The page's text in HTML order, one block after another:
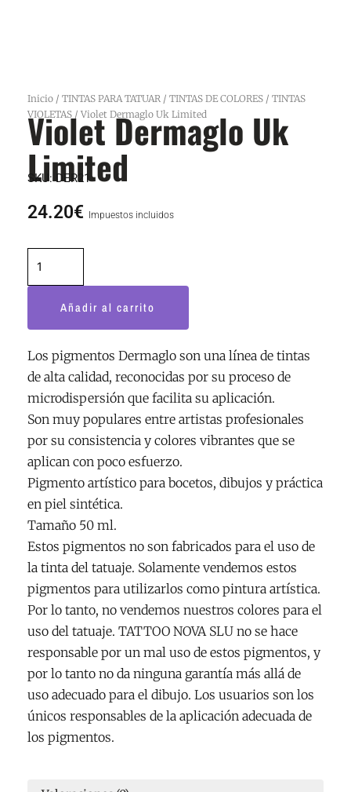
Inicio / TINTAS PARA TATUAR / TINTAS DE COLORES / TINTAS
VIOLETAS / Violet Dermaglo Uk Limited
Violet Dermaglo Uk
Limited
SKU:DER21
24.20€ Impuestos incluidos
Dermaglo
Limited
cantidad
Añadir al carrito
Los pigmentos Dermaglo son una línea de tintas
de alta calidad, reconocidas por su proceso de
microdispersión que facilita su aplicación.
Son muy populares entre artistas profesionales
por su consistencia y colores vibrantes que se
aplican con poco esfuerzo.
Pigmento artístico para bocetos, dibujos y práctica
en piel sintética.
Tamaño 50 ml.
Estos pigmentos no son fabricados para el uso de
la tinta del tatuaje. Solamente vendemos estos
pigmentos para utilizarlos como pintura artística.
Por lo tanto, no vendemos nuestros colores para el
uso del tatuaje. TATTOO NOVA SLU no se hace
responsable por un mal uso de estos pigmentos, y
por lo tanto no da ninguna garantía más allá de
uso adecuado para el dibujo. Los usuarios son los
únicos responsables de la aplicación adecuada de
los pigmentos.